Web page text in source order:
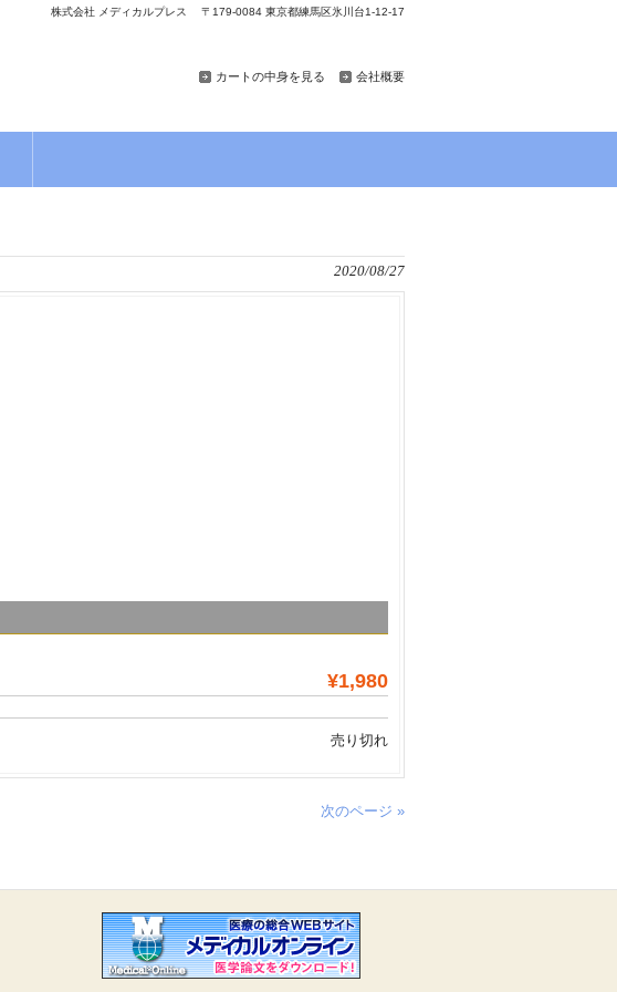
株式会社 メディカルプレス 〒179-0084 東京都練馬区氷川台1-12-17
カートの中身を見る 会社概要
2020/08/27
¥1,980
売り切れ
次のページ »